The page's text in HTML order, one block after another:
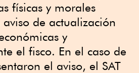
físicas y morales
de actualización
y
el fisco. En el caso de
el aviso, el SAT